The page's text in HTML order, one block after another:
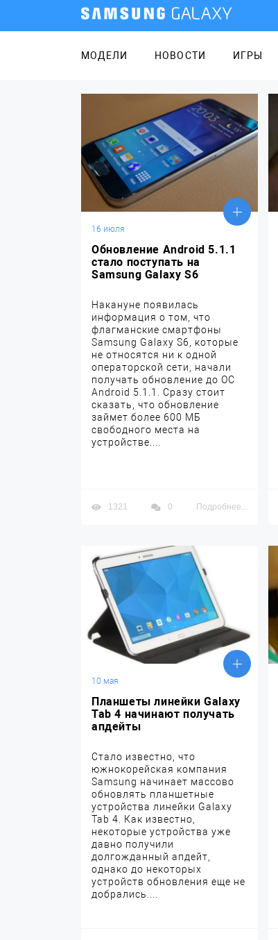
МОДЕЛИ НОВОСТИ ИГРЫ
16 июля
Обновление Android 5.1.1
стало поступать на
Samsung Galaxy S6
Накануне появилась
информация о том, что
флагманские смартфоны
Samsung Galaxy S6, которые
не относятся ни к одной
операторской сети, начали
получать обновление до ОС
Android 5.1.1. Сразу стоит
сказать, что обновление
займет более 600 МБ
свободного места на
устройстве....
1321 0 Подробнее...
10 мая
Планшеты линейки Galaxy
Tab 4 начинают получать
апдейты
Стало известно, что
южнокорейская компания
Samsung начинает массово
обновлять планшетные
устройства линейки Galaxy
Tab 4. Как известно,
некоторые устройства уже
давно получили
долгожданный апдейт,
однако до некоторых
устройств обновления еще не
добрались....